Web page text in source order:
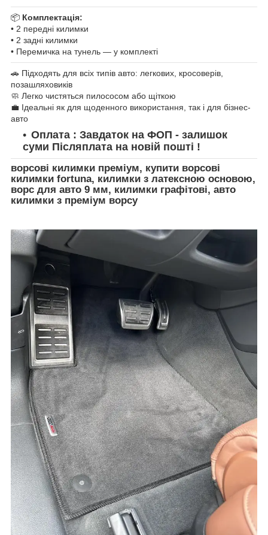
📦 Комплектація:
• 2 передні килимки
• 2 задні килимки
• Перемичка на тунель — у комплекті
🚗 Підходять для всіх типів авто: легкових, кросоверів,
позашляховиків
🧼 Легко чистяться пилососом або щіткою
💼 Ідеальні як для щоденного використання, так і для бізнес-
авто
Оплата : Завдаток на ФОП - залишок
суми Післяплата на новій пошті !
ворсові килимки преміум, купити ворсові
килимки fortuna, килимки з латексною основою,
ворс для авто 9 мм, килимки графітові, авто
килимки з преміум ворсу